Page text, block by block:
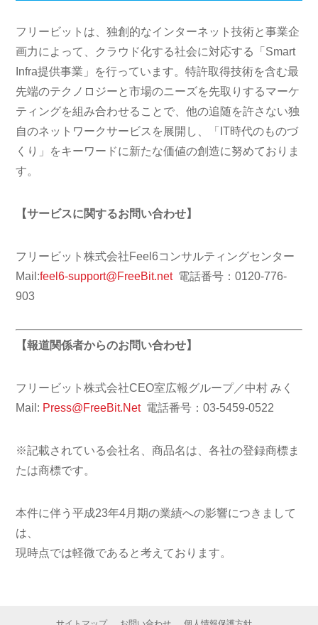
フリービットは、独創的なインターネット技術と事業企
画力によって、クラウド化する社会に対応する「Smart
Infra提供事業」を行っています。特許取得技術を含む最
先端のテクノロジーと市場のニーズを先取りするマーケ
ティングを組み合わせることで、他の追随を許さない独
自のネットワークサービスを展開し、「IT時代のものづ
くり」をキーワードに新たな価値の創造に努めておりま
す。
【サービスに関するお問い合わせ】
フリービット株式会社Feel6コンサルティングセンター
Mail:feel6-support@FreeBit.net電話番号：0120-776-
903
【報道関係者からのお問い合わせ】
フリービット株式会社CEO室広報グループ／中村 みく
Mail: Press@FreeBit.Net電話番号：03-5459-0522
※記載されている会社名、商品名は、各社の登録商標ま
たは商標です。
本件に伴う平成23年4月期の業績への影響につきまして
は、
現時点では軽微であると考えております。